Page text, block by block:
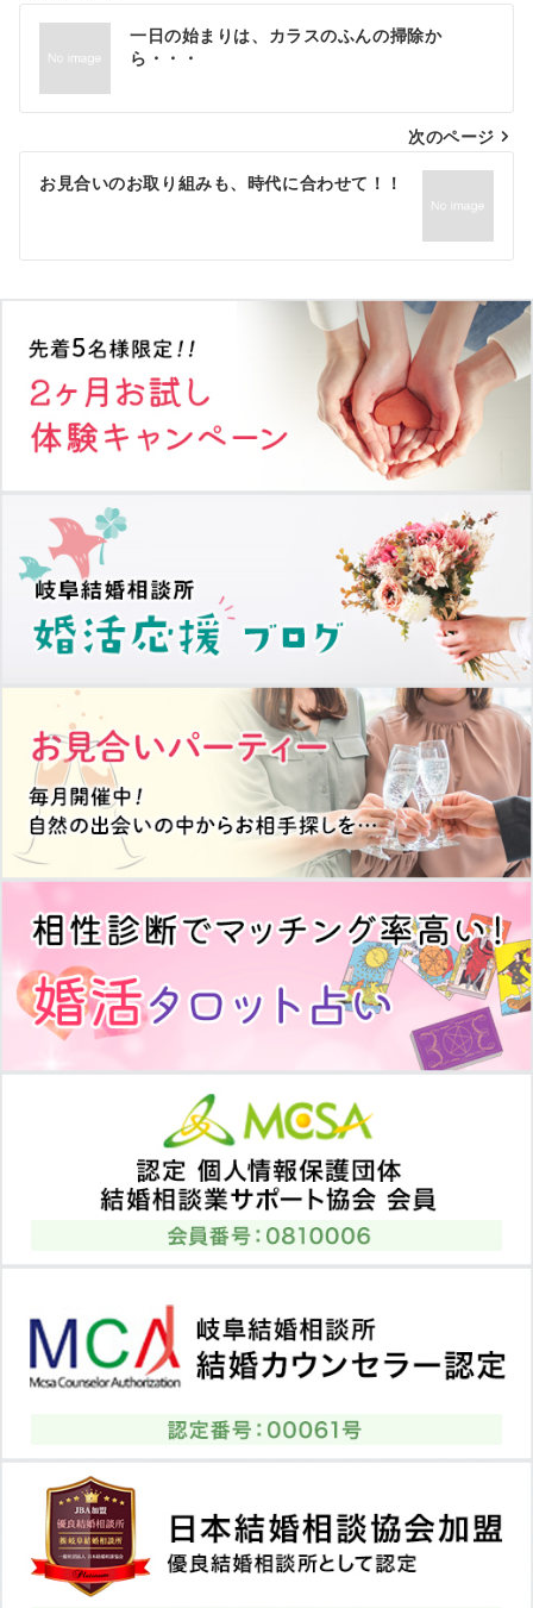
投
ナ
ビ
ゲ
シ
ョ
ン
一日の始まりは、カラスのふんの掃除か
ら・・・
次のページ
お見合いのお取り組みも、時代に合わせて！！